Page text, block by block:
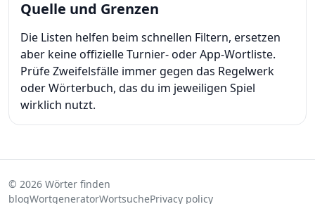
Quelle und Grenzen
Die Listen helfen beim schnellen Filtern, ersetzen
aber keine offizielle Turnier- oder App-Wortliste.
Prüfe Zweifelsfälle immer gegen das Regelwerk
oder Wörterbuch, das du im jeweiligen Spiel
wirklich nutzt.
© 2026 Wörter finden
blogWortgeneratorWortsuchePrivacy policy